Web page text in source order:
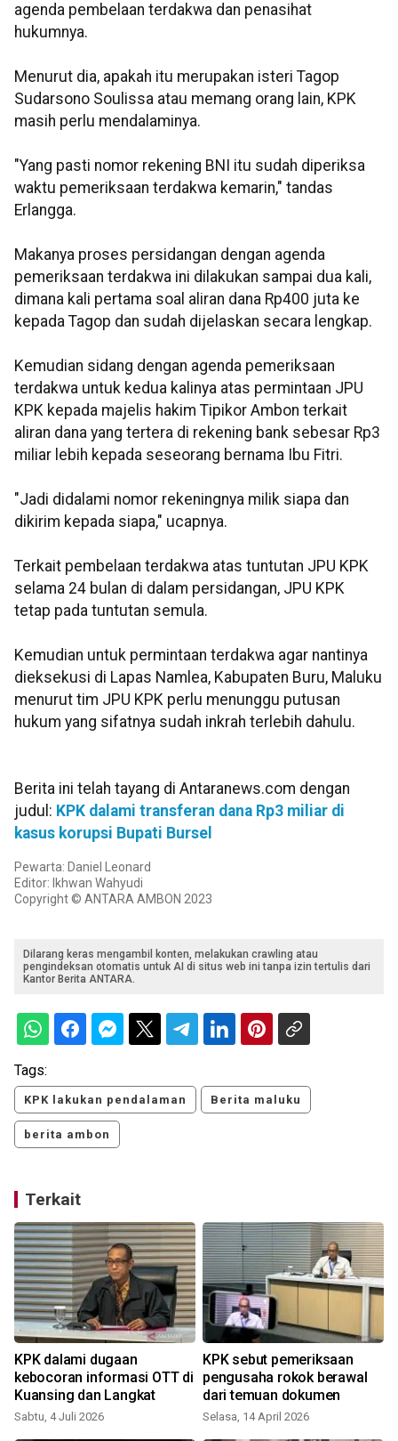
agenda pembelaan terdakwa dan penasihat
hukumnya.
Menurut dia, apakah itu merupakan isteri Tagop
Sudarsono Soulissa atau memang orang lain, KPK
masih perlu mendalaminya.
"Yang pasti nomor rekening BNI itu sudah diperiksa
waktu pemeriksaan terdakwa kemarin," tandas
Erlangga.
Makanya proses persidangan dengan agenda
pemeriksaan terdakwa ini dilakukan sampai dua kali,
dimana kali pertama soal aliran dana Rp400 juta ke
kepada Tagop dan sudah dijelaskan secara lengkap.
Kemudian sidang dengan agenda pemeriksaan
terdakwa untuk kedua kalinya atas permintaan JPU
KPK kepada majelis hakim Tipikor Ambon terkait
aliran dana yang tertera di rekening bank sebesar Rp3
miliar lebih kepada seseorang bernama Ibu Fitri.
"Jadi didalami nomor rekeningnya milik siapa dan
dikirim kepada siapa," ucapnya.
Terkait pembelaan terdakwa atas tuntutan JPU KPK
selama 24 bulan di dalam persidangan, JPU KPK
tetap pada tuntutan semula.
Kemudian untuk permintaan terdakwa agar nantinya
dieksekusi di Lapas Namlea, Kabupaten Buru, Maluku
menurut tim JPU KPK perlu menunggu putusan
hukum yang sifatnya sudah inkrah terlebih dahulu.
Berita ini telah tayang di Antaranews.com dengan
judul: KPK dalami transferan dana Rp3 miliar di
kasus korupsi Bupati Bursel
Pewarta: Daniel Leonard
Editor: Ikhwan Wahyudi
Copyright © ANTARA AMBON 2023
Dilarang keras mengambil konten, melakukan crawling atau
pengindeksan otomatis untuk AI di situs web ini tanpa izin tertulis dari
Kantor Berita ANTARA.
Tags:
KPK lakukan pendalaman Berita maluku
berita ambon
Terkait
KPK dalami dugaan
kebocoran informasi OTT di
Kuansing dan Langkat
Sabtu, 4 Juli 2026
KPK sebut pemeriksaan
pengusaha rokok berawal
dari temuan dokumen
Selasa, 14 April 2026